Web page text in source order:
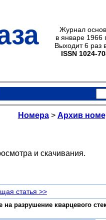
Журнал
в январе 1966
Выходит 6 раз
ISSN 1024-
Номера> Архив
и скачивания.
статья >>
разрушение кварцевого